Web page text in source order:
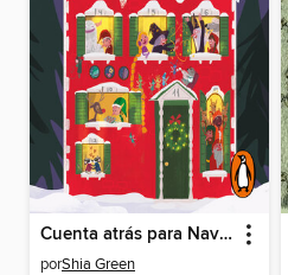
Cuenta atrás para Navidad
porShia Green